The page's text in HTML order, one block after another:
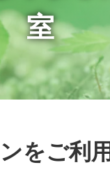
室
をご利